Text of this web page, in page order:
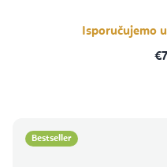
Isporučujemo
Bestseller